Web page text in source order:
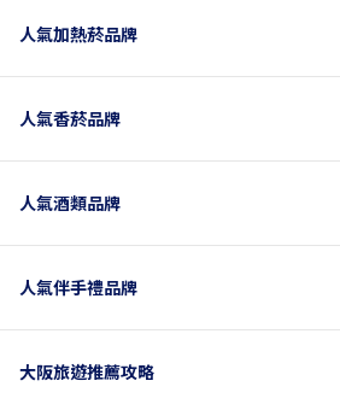
人氣加熱菸品牌
人氣香菸品牌
人氣酒類品牌
人氣伴手禮品牌
大阪旅遊推薦攻略